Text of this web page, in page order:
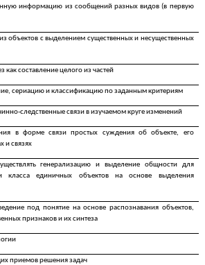
информацию из сообщений разных видов (в первую
объектов с выделением существенных и несущественных
как составление целого из частей
сериацию и классификацию по заданным критериям
следственные связи в изучаемом круге изменений
в форме связи простых суждения об объекте, его
и связях
генерализацию и выделение общности для
класса единичных объектов на основе выделения
под понятие на основе распознавания объектов,
признаков и их синтеза
приемов решения задач